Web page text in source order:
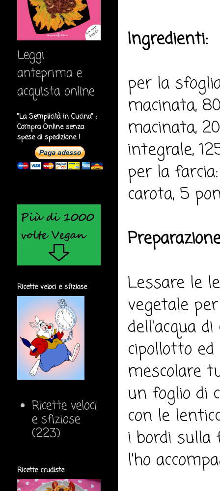
Ingredienti:
per la
macinata,
macinata,
integrale,
per la
carota, 5
Lessare le
vegetale
dell'acqua
cipollotto
mescolare
un foglio di
con le
i bordi sulla
l'ho
Leggi
anteprima e
acquista online
"La Semplicità in Cucina" :
Compra Online senza
spese di spedizione !
Ricette veloci e sfiziose
Ricette veloci
e sfiziose
(223)
Ricette crudiste